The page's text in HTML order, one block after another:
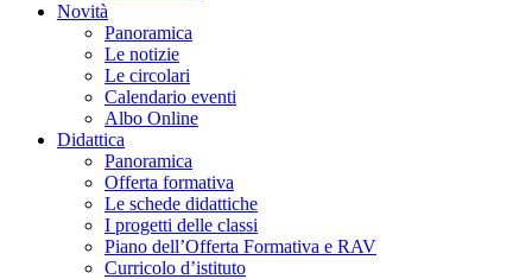
Novità
Panoramica
Le notizie
Le circolari
Calendario eventi
Albo Online
Didattica
Panoramica
Offerta formativa
Le schede didattiche
I progetti delle classi
Piano dell’Offerta Formativa e RAV
Curricolo d’istituto